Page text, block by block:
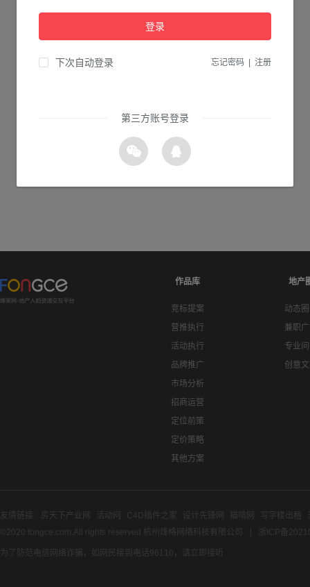
作品库
竞标提案
营推执行
活动执行
品牌推广
市场分析
招商运营
定位前策
定价策略
其他方案
地产
动态
兼职
专业
创意
友情链接: 房天下产业网 活动网 C4D插件之家 设计先锋网 猫啃网 写字楼出租
©2020 fongce.com.All rights reserved 杭州烽格网络科技有限公司
浙ICP备
为了防范电信网络诈骗，如网民接到电话96110，请立即接听
登录
下次自动登录 忘记密码 注册
第三方账号登录